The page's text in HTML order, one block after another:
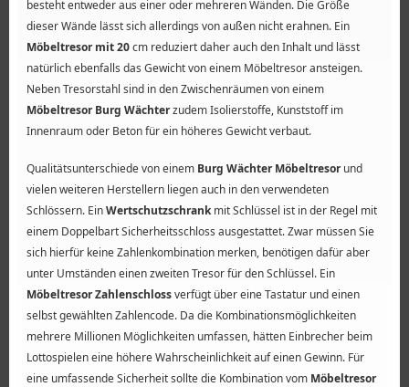
besteht entweder aus einer oder mehreren Wänden. Die Größe
dieser Wände lässt sich allerdings von außen nicht erahnen. Ein
Möbeltresor mit 20cm reduziert daher auch den Inhalt und lässt
natürlich ebenfalls das Gewicht von einem Möbeltresor ansteigen.
Neben Tresorstahl sind in den Zwischenräumen von einem
Möbeltresor Burg Wächterzudem Isolierstoffe, Kunststoff im
Innenraum oder Beton für ein höheres Gewicht verbaut.
Qualitätsunterschiede von einem Burg Wächter Möbeltresorund
vielen weiteren Herstellern liegen auch in den verwendeten
Schlössern. EinWertschutzschrankmit Schlüssel ist in der Regel mit
einem Doppelbart Sicherheitsschloss ausgestattet. Zwar müssen Sie
sich hierfür keine Zahlenkombination merken, benötigen dafür aber
unter Umständen einen zweiten Tresor für den Schlüssel. Ein
Möbeltresor Zahlenschlossverfügt über eine Tastatur und einen
selbst gewählten Zahlencode. Da die Kombinationsmöglichkeiten
mehrere Millionen Möglichkeiten umfassen, hätten Einbrecher beim
Lottospielen eine höhere Wahrscheinlichkeit auf einen Gewinn. Für
eine umfassende Sicherheit sollte die Kombination vom Möbeltresor